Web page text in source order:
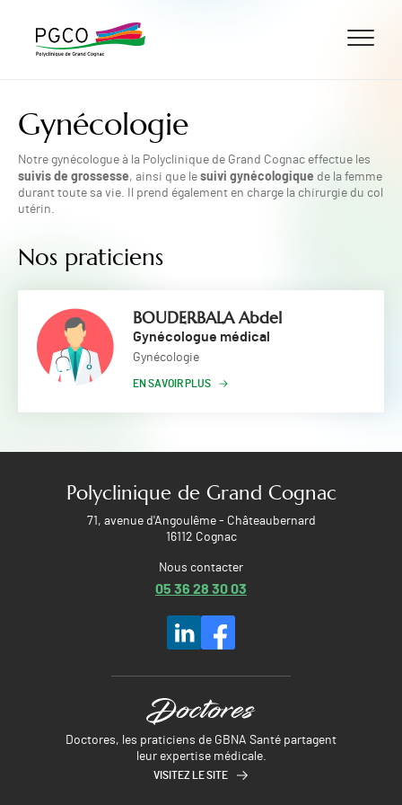
Gynécologie
Notre gynécologue à la Polyclinique de Grand Cognac effectue les
suivis de grossesse, ainsi que le suivi gynécologique de la femme
durant toute sa vie. Il prend également en charge la chirurgie du col
utérin.
Nos praticiens
BOUDERBALA Abdel
Gynécologue médical
Gynécologie
EN SAVOIR PLUS
Polyclinique de Grand Cognac
71, avenue d'Angoulême - Châteaubernard
16112 Cognac
Nous contacter
05 36 28 30 03
Doctores, les praticiens de GBNA Santé partagent
leur expertise médicale.
VISITEZ LE SITE